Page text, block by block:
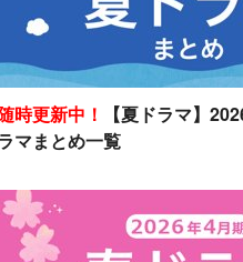
時更新中！
【夏ドラマ】
マまとめ一覧